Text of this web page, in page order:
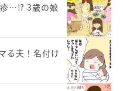
疹…⁉︎ 3歳の娘
る夫！名付け